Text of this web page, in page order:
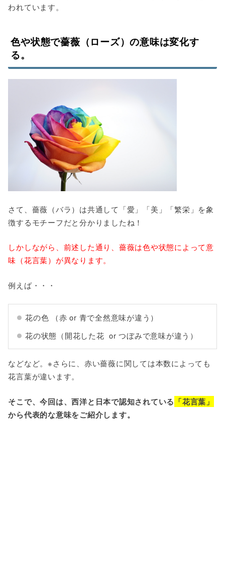
われています。
色や状態で薔薇（ローズ）の意味は変化す
る。
さて、薔薇（バラ）は共通して「愛」「美」「繁栄」を象
徴するモチーフだと分かりましたね！
しかしながら、前述した通り、薔薇は色や状態によって意
味（花言葉）が異なります。
例えば・・・
花の色 （赤 or 青で全然意味が違う）
花の状態（開花した花 or つぼみで意味が違う）
などなど。※さらに、赤い薔薇に関しては本数によっても
花言葉が違います。
そこで、今回は、西洋と日本で認知されている 「花言葉」
から代表的な意味をご紹介します。